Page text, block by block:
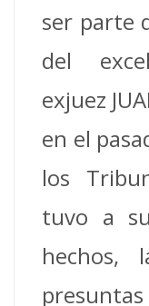
ser parte
del
exjuez
en el
los
tuvo a
hechos,